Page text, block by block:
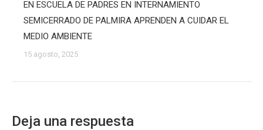
EN ESCUELA DE PADRES EN INTERNAMIENTO
SEMICERRADO DE PALMIRA APRENDEN A CUIDAR EL
MEDIO AMBIENTE
15 agosto, 2025
Deja una respuesta